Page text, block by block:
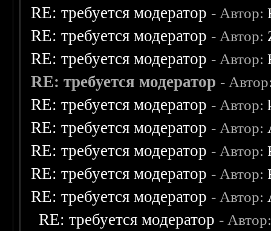
RE: требуется модератор - Автор:
RE: требуется модератор - Автор:
RE: требуется модератор - Автор:
RE: требуется модератор -
RE: требуется модератор - Автор:
RE: требуется модератор - Автор:
RE: требуется модератор - Автор:
RE: требуется модератор - Автор:
RE: требуется модератор - Автор:
RE: требуется модератор -